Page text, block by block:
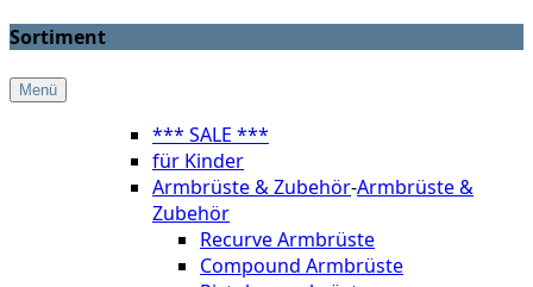
Sortiment
Menü
*** SALE ***
für Kinder
Armbrüste & Zubehör-Armbrüste &
Zubehör
Recurve Armbrüste
Compound Armbrüste